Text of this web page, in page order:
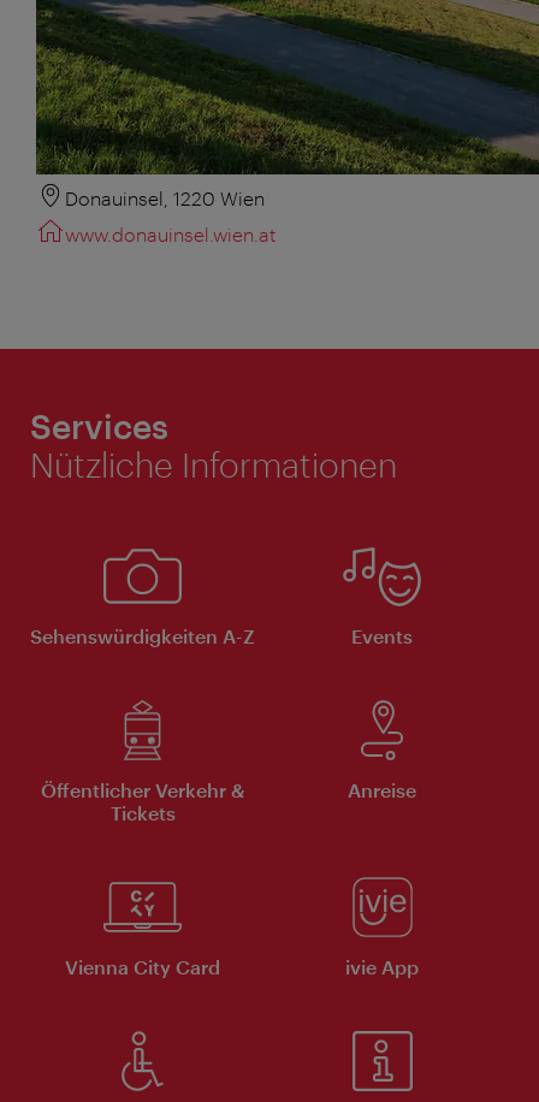
Donauinsel, 1220 Wien
www.donauinsel.wien.at
Services
Nützliche Informationen
Sehenswürdigkeiten A-Z Events
Öffentlicher Verkehr &
Tickets
Anreise
Vienna City Card ivie App